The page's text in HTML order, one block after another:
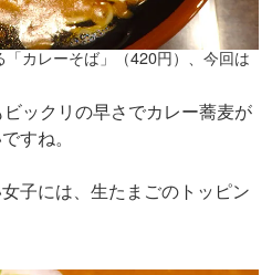
カレーそば」（420円）、今回は
ックリの早さでカレー蕎麦が
すね。
子には、生たまごのトッピン